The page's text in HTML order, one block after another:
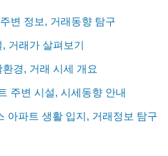
변 정보, 거래동향 탐구
거래가 살펴보기
경, 거래 시세 개요
주변 시설, 시세동향 안내
아파트 생활 입지, 거래정보 탐구